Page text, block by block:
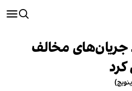
جریان‌های مخالف